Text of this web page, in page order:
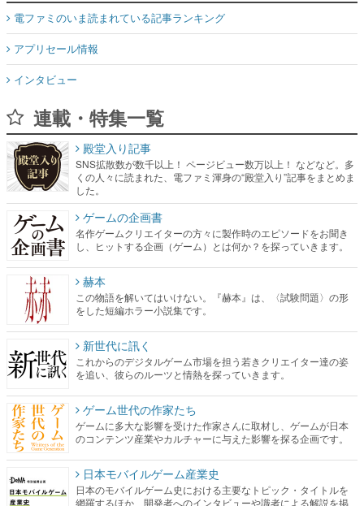
電ファミのいま読まれている記事ランキング
アプリセール情報
インタビュー
連載・特集一覧
殿堂入り記事
SNS拡散数が数千以上！ ページビュー数万以上！ などなど。多
くの人々に読まれた、電ファミ渾身の“殿堂入り”記事をまとめま
した。
ゲームの企画書
名作ゲームクリエイターの方々に製作時のエピソードをお聞き
し、ヒットする企画（ゲーム）とは何か？を探っていきます。
赫本
この物語を解いてはいけない。『赫本』は、〈試験問題〉の形
をした短編ホラー小説集です。
新世代に訊く
これからのデジタルゲーム市場を担う若きクリエイター達の姿
を追い、彼らのルーツと情熱を探っていきます。
ゲーム世代の作家たち
ゲームに多大な影響を受けた作家さんに取材し、ゲームが日本
のコンテンツ産業やカルチャーに与えた影響を探る企画です。
日本モバイルゲーム産業史
日本のモバイルゲーム史における主要なトピック・タイトルを
網羅するほか、開発者へのインタビューや識者による解説を掲